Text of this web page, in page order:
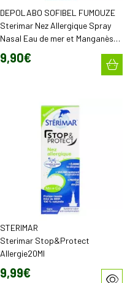
DEPOLABO SOFIBEL FUMOUZE
Sterimar Nez Allergique Spray
Nasal Eau de mer et Manganèse
100Ml
9,90€
STERIMAR
Sterimar Stop&Protect
Allergie20Ml
9,99€